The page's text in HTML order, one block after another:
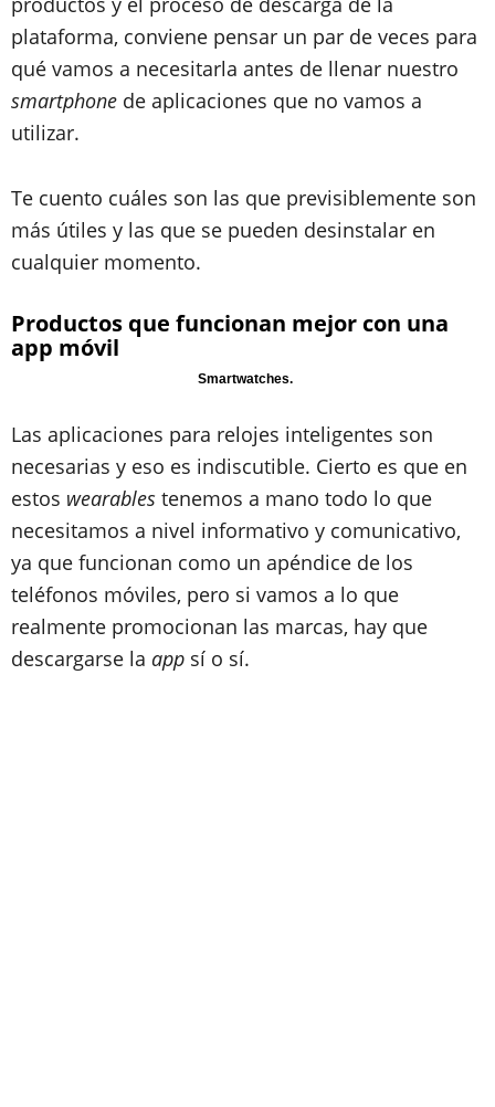
plataforma, conviene pensar un par de veces para
qué vamos a necesitarla antes de llenar nuestro
smartphone de aplicaciones que no vamos a
utilizar.
Te cuento cuáles son las que previsiblemente son
más útiles y las que se pueden desinstalar en
cualquier momento.
Productos que funcionan mejor con una
app móvil
Smartwatches.
Las aplicaciones para relojes inteligentes son
necesarias y eso es indiscutible. Cierto es que en
estos wearables tenemos a mano todo lo que
necesitamos a nivel informativo y comunicativo,
ya que funcionan como un apéndice de los
teléfonos móviles, pero si vamos a lo que
realmente promocionan las marcas, hay que
descargarse la app sí o sí.